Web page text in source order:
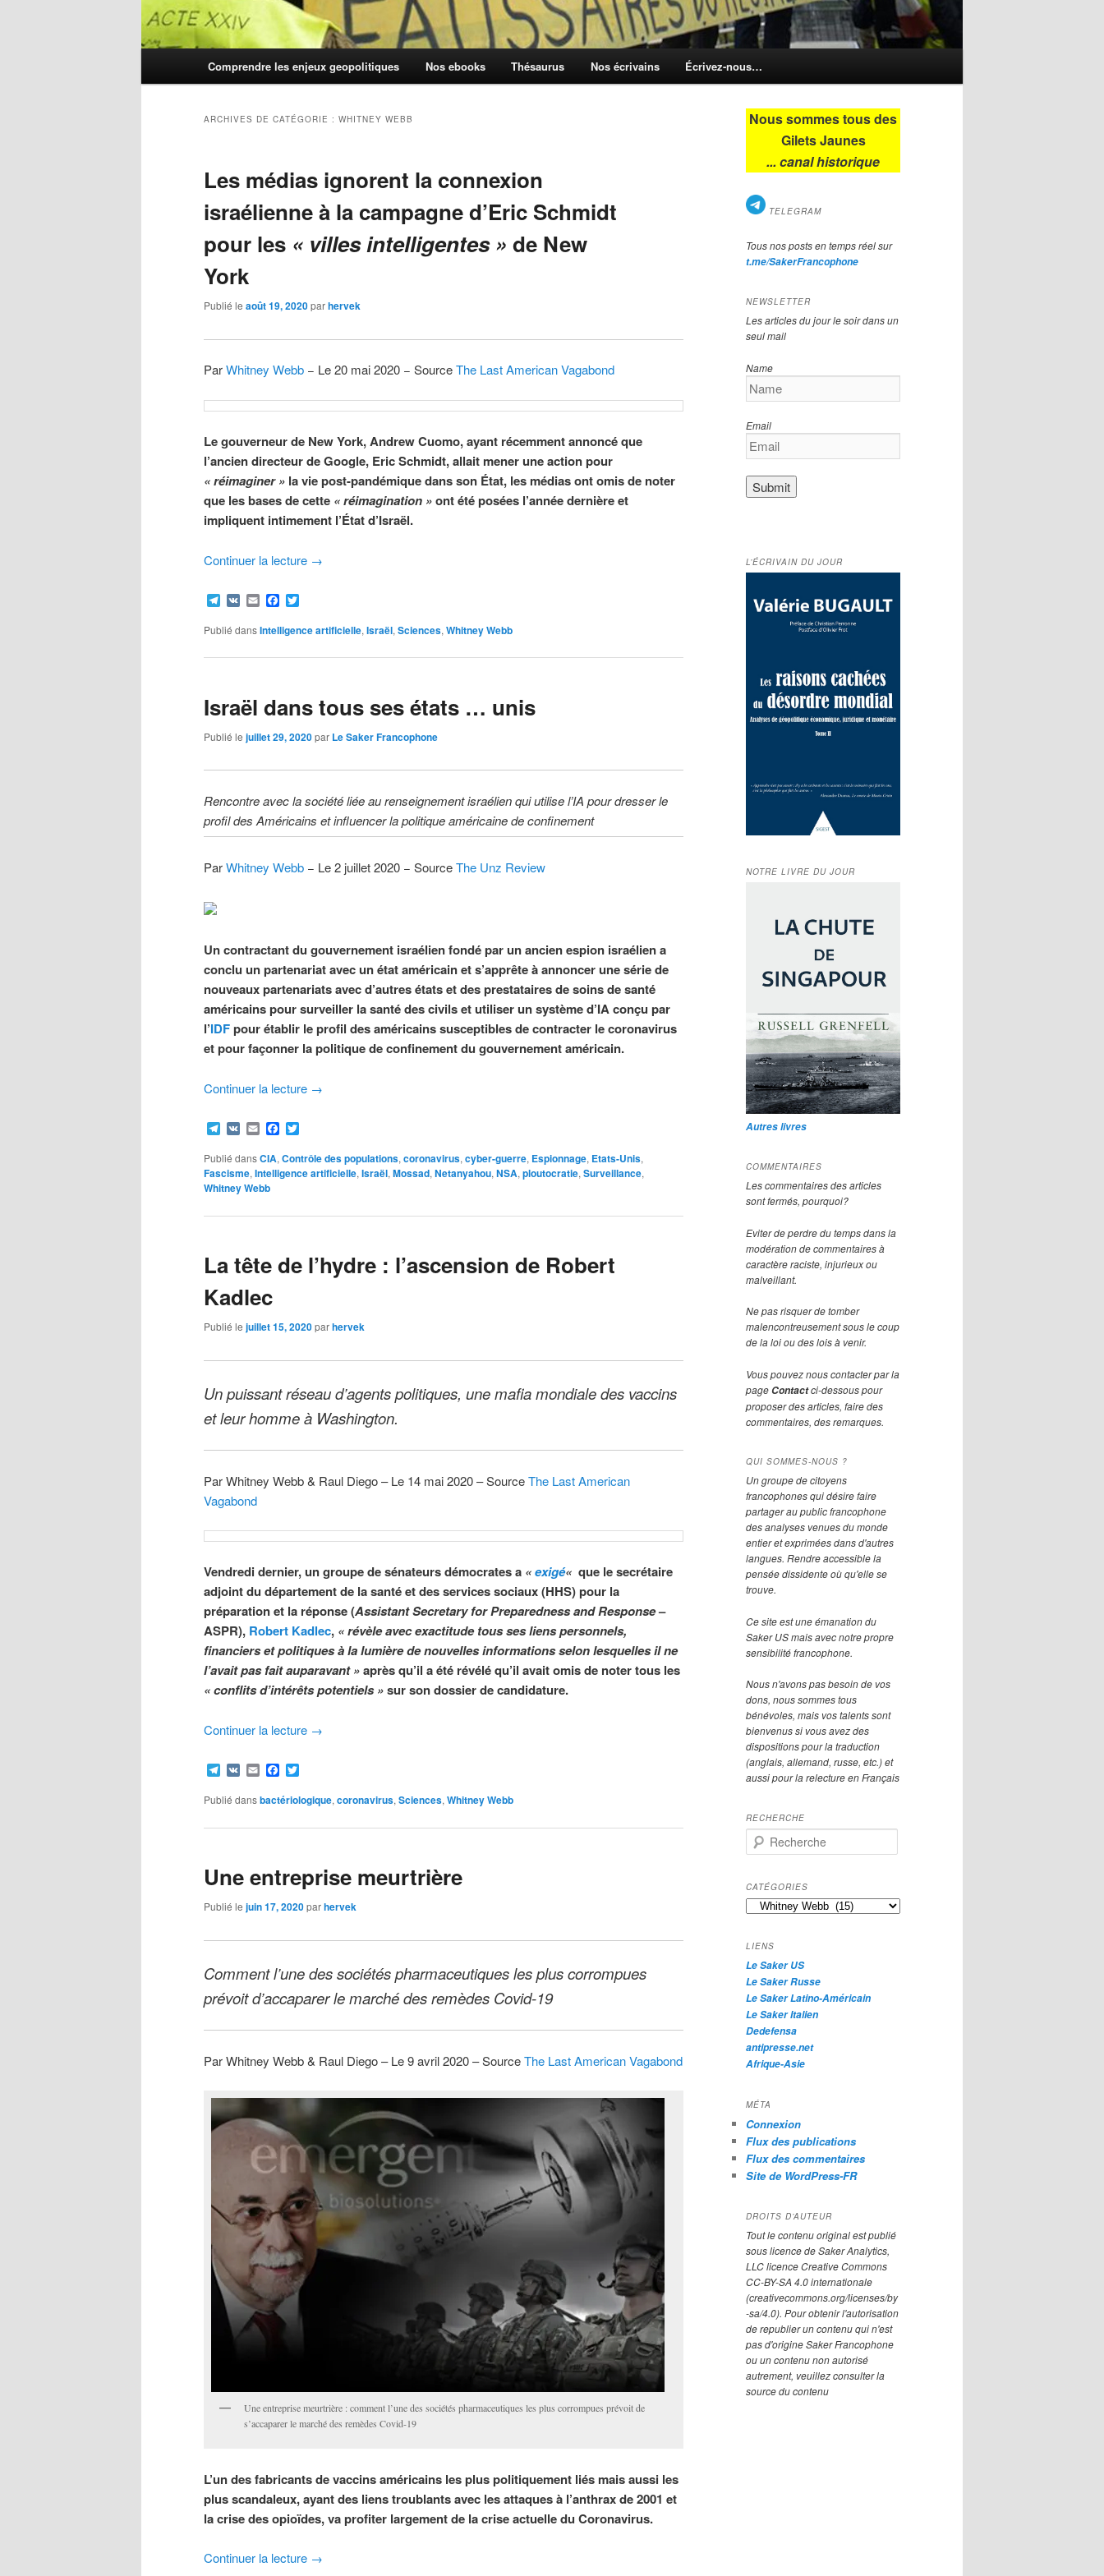
Comprendre les enjeux geopolitiques Nos ebooks Thésaurus Nos écrivains Écrivez-nous…
ARCHIVES DE CATÉGORIE : WHITNEY WEBB
Les médias ignorent la connexion
israélienne à la campagne d’Eric Schmidt
pour les « villes intelligentes » de New
York
Publié le août 19, 2020parhervek
ParWhitney Webb − Le 20 mai 2020 − SourceThe Last American Vagabond
Le gouverneur de New York, Andrew Cuomo, ayant récemment annoncé que
l’ancien directeur de Google, Eric Schmidt, allait mener une action pour
« réimaginer » la vie post-pandémique dans son État, les médias ont omis de noter
que les bases de cette « réimagination »ont été posées l’année dernière et
impliquent intimement l’État d’Israël.
Continuer la lecture →
Telegram
VK EmailFacebook
Publié dansIntelligence artificielle, Israël, Sciences, Whitney Webb
Israël dans tous ses états … unis
Publié le juillet 29, 2020par Le Saker Francophone
Rencontre avec la société liée au renseignement israélien qui utilise l’IA pour dresser le
profil des Américains et influencer la politique américaine de confinement
ParWhitney Webb − Le 2 juillet 2020 − SourceThe Unz Review
Un contractant du gouvernement israélien fondé par un ancien espion israélien a
conclu un partenariat avec un état américain et s’apprête à annoncer une série de
nouveaux partenariats avec d’autres états et des prestataires de soins de santé
américains pour surveiller la santé des civils et utiliser un système d’IA conçu par
l’IDFpour établir le profil des américains susceptibles de contracter le coronavirus
et pour façonner la politique de confinement du gouvernement américain.
Continuer la lecture →
Telegram
VK EmailFacebook
Publié dansCIA, Contrôle des populations, coronavirus, cyber-guerre, Espionnage, Etats-Unis,
Fascisme, Intelligence artificielle, Israël, Mossad, Netanyahou, NSA, ploutocratie, Surveillance,
Whitney Webb
La tête de l’hydre : l’ascension de Robert
Kadlec
Publié le juillet 15, 2020parhervek
Un puissant réseau d’agents politiques, une mafia mondiale des vaccins
et leur homme à Washington.
Par Whitney Webb & Raul Diego – Le 14 mai 2020 – SourceThe Last American
Vagabond
Vendredi dernier, un groupe de sénateurs démocrates a «exigé« que le secrétaire
adjoint du département de la santé et des services sociaux (HHS) pour la
préparation et la réponse (Assistant Secretary for Preparedness and Response–
ASPR), Robert Kadlec, « révèle avec exactitude tous ses liens personnels,
financiers et politiques à la lumière de nouvelles informations selon lesquelles il ne
l’avait pas fait auparavant »après qu’il a été révélé qu’il avait omis de noter tous les
« conflits d’intérêts potentiels »sur son dossier de candidature.
Continuer la lecture →
Telegram
VK EmailFacebook
Publié dansbactériologique, coronavirus, Sciences, Whitney Webb
Une entreprise meurtrière
Publié le juin 17, 2020parhervek
Comment l’une des sociétés pharmaceutiques les plus corrompues
prévoit d’accaparer le marché des remèdes Covid-19
Par Whitney Webb & Raul Diego – Le 9 avril 2020 – SourceThe Last American Vagabond
Une entreprise meurtrière : comment l’une des sociétés pharmaceutiques les plus corrompues prévoit de
s’accaparer le marché des remèdes Covid-19
L’un des fabricants de vaccins américains les plus politiquement liés mais aussi les
plus scandaleux, ayant des liens troublants avec les attaques à l’anthrax de 2001 et
la crise des opioïdes, va profiter largement de la crise actuelle du Coronavirus.
Continuer la lecture →
Nous sommes tous des
Gilets Jaunes
... canal historique
TELEGRAM
Tous nos posts en temps réel sur
t.me/SakerFrancophone
NEWSLETTER
Les articles du jour le soir dans un
seul mail
Name
Email
L’ÉCRIVAIN DU JOUR
NOTRE LIVRE DU JOUR
Autres livres
COMMENTAIRES
Les commentaires des articles
sont fermés, pourquoi?
Eviter de perdre du temps dans la
modération de commentaires à
caractère raciste, injurieux ou
malveillant.
Ne pas risquer de tomber
malencontreusement sous le coup
de la loi ou des lois à venir.
Vous pouvez nous contacter par la
page Contactci-dessous pour
proposer des articles, faire des
commentaires, des remarques.
QUI SOMMES-NOUS ?
Un groupe de citoyens
francophones qui désire faire
partager au public francophone
des analyses venues du monde
entier et exprimées dans d'autres
langues. Rendre accessible la
pensée dissidente où qu'elle se
trouve.
Ce site est une émanation du
Saker US mais avec notre propre
sensibilité francophone.
Nous n'avons pas besoin de vos
dons, nous sommes tous
bénévoles, mais vos talents sont
bienvenus si vous avez des
dispositions pour la traduction
(anglais, allemand, russe, etc.) et
aussi pour la relecture en Français
RECHERCHE
e
h
e
r
h
e
CATÉGORIES
Catégories
LIENS
Le Saker US
Le Saker Russe
Le Saker Latino-Américain
Le Saker Italien
Dedefensa
antipresse.net
Afrique-Asie
MÉTA
Connexion
Flux des publications
Flux des commentaires
Site de WordPress-FR
DROITS D’AUTEUR
Tout le contenu original est publié
sous licence de Saker Analytics,
LLC licence Creative Commons
CC-BY-SA 4.0 internationale
(creativecommons.org/licenses/by
-sa/4.0). Pour obtenir l'autorisation
de republier un contenu qui n'est
pas d'origine Saker Francophone
ou un contenu non autorisé
autrement, veuillez consulter la
source du contenu